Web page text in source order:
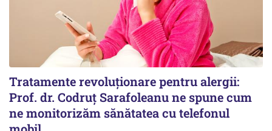
Tratamente revoluționare pentru alergii:
Prof. dr. Codruț Sarafoleanu ne spune cum
ne monitorizăm sănătatea cu telefonul